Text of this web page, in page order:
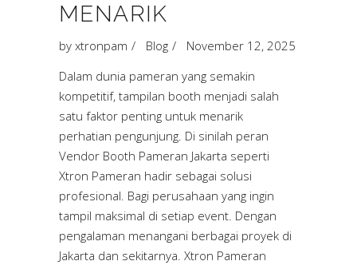
MENARIK
by xtronpam Blog
November 12, 2025
Dalam dunia pameran yang semakin
kompetitif, tampilan booth menjadi salah
satu faktor penting untuk menarik
perhatian pengunjung. Di sinilah peran
Vendor Booth Pameran Jakarta seperti
Xtron Pameran hadir sebagai solusi
profesional. Bagi perusahaan yang ingin
tampil maksimal di setiap event. Dengan
pengalaman menangani berbagai proyek di
Jakarta dan sekitarnya. Xtron Pameran